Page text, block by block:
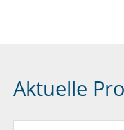
Aktuelle